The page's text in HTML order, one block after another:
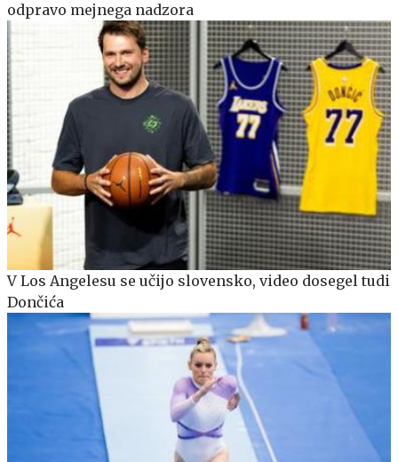
odpravo mejnega nadzora
V Los Angelesu se učijo slovensko, video dosegel tudi
Dončića